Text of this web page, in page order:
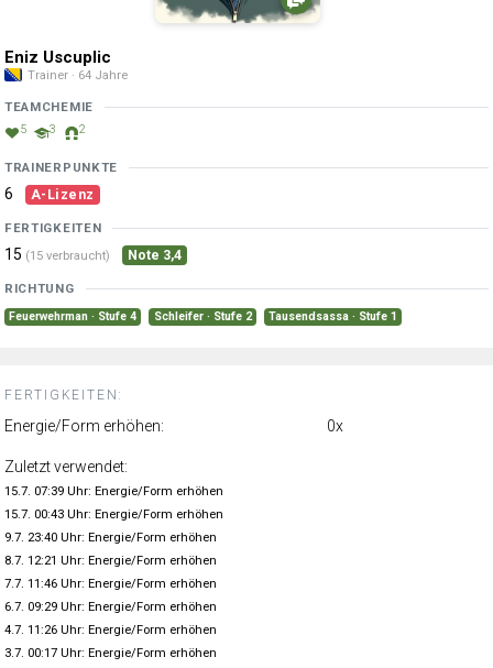
Eniz Uscuplic
Trainer · 64 Jahre
TEAMCHEMIE
5 3 2
TRAINERPUNKTE
6 A-Lizenz
FERTIGKEITEN
15 (15 verbraucht) Note 3,4
RICHTUNG
Feuerwehrman · Stufe 4 Schleifer · Stufe 2 Tausendsassa · Stufe 1
FERTIGKEITEN:
Energie/Form erhöhen: 0x
Zuletzt verwendet:
15.7. 07:39 Uhr: Energie/Form erhöhen
15.7. 00:43 Uhr: Energie/Form erhöhen
9.7. 23:40 Uhr: Energie/Form erhöhen
8.7. 12:21 Uhr: Energie/Form erhöhen
7.7. 11:46 Uhr: Energie/Form erhöhen
6.7. 09:29 Uhr: Energie/Form erhöhen
4.7. 11:26 Uhr: Energie/Form erhöhen
3.7. 00:17 Uhr: Energie/Form erhöhen